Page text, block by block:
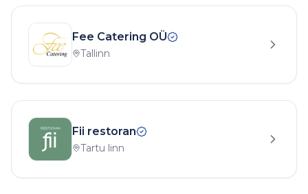
Fee Catering OÜ
Tallinn
Fii restoran
Tartu linn